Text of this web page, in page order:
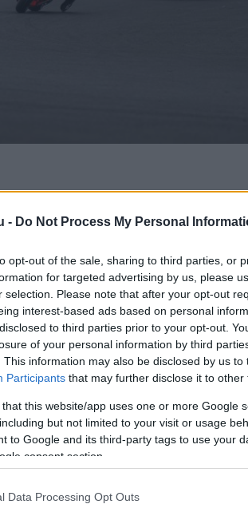
- Do Not Process My Personal
opt-out of the sale, sharing to third parties, or
for targeted advertising by us, please
selection. Please note that after your opt-out
interest-based ads based on personal
to third parties prior to your opt-out.
of your personal information by third
This information may also be disclosed by us
Participants that may further disclose it to other
that this website/app uses one or more Google
but not limited to your visit or usage
to Google and its third-party tags to use your
consent section.
Data Processing Opt Outs
Circuit operatív igazgatója még a
arról egy sajtótájékoztatón a
apró módosítást kértek a
pedig a jelentős változtatások
a Ducati gyári
mint kellett volna:
pálya. Egy másik pályára
volt változtatni úgy, ahogy
mégis eléggé szokatlan pályát
és talán jövőre jobb lesz.”
meglepő és váratlan. Gyulay
Sport Zrt. elnök-
Park-i hétvégén
után lehet kérdéses –, és utalt